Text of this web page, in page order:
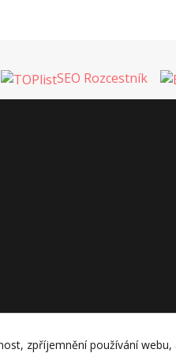
SEO Rozcestník
zpříjemnění používání